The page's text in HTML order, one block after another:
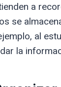
a
se
al
la